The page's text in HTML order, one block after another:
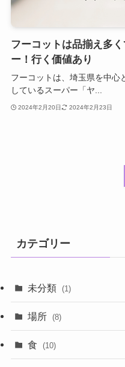
フーコットは品揃え多
ー！行く価値あり
フーコットは、埼玉県を中心
しているスーパー「ヤ...
2024年2月20日 2024年2月23日
カテゴリー
未分類 (1)
場所 (8)
食 (10)